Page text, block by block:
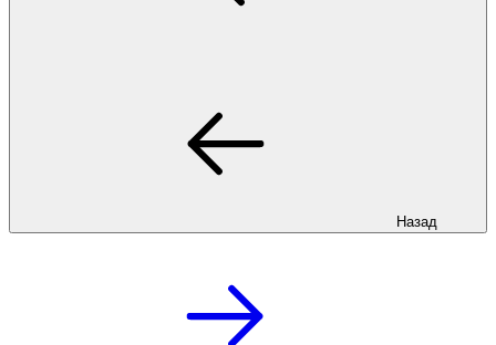
Назад